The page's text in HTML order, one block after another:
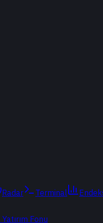
Radar Terminal
Fonu